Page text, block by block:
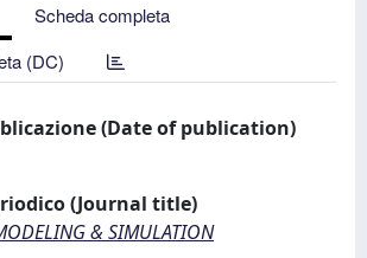
Scheda completa
(DC)
(Date of publication)
(Journal title)
& SIMULATION